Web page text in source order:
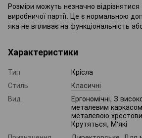
Розміри можуть незначно
виробничої партії. Це є нормальною
яка не впливає на функціональність
Характеристики
Тип
Крісла
Стиль
Класичні
Вид
Ергономічні, З
металевим
металевою
Крутяться, М'які